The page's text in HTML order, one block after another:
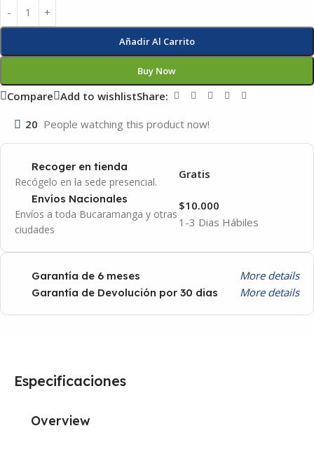
Añadir Al Carrito
Buy Now
Compare Add to wishlistShare:
20 People watching this product now!
Recoger en tienda
Recógelo en la sede presencial.
Gratis
Envíos Nacionales
Envíos a toda Bucaramanga y otras
ciudades
1-3 Dias Hábiles
$10.000
Garantía de 6 meses More details
Garantía de Devolución por 30 dias More details
Especificaciones
Overview